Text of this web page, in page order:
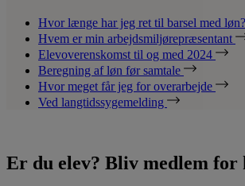
Hvor længe har jeg ret til barsel med løn?
Hvem er min arbejdsmiljørepræsentant
Elevoverenskomst til og med 2024
Beregning af løn før samtale
Hvor meget får jeg for overarbejde
Ved langtidssygemelding
Er du elev? Bliv medlem for